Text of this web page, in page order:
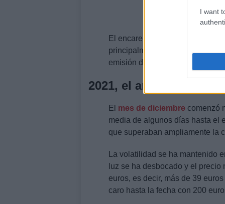
I want
El encarecimiento en los
principalmente, por los altos
emisión de dióxido de carbono
2021, el año más caro
El mes de diciembre comenzó
media de algunos días hasta el
que superaban ampliamente la
La volatilidad se ha mantenido
luz se ha desbocado y el
euros, es decir, más de 39
caro hasta la fecha con 200